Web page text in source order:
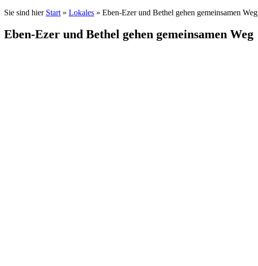
Sie sind hier Start » Lokales » Eben-Ezer und Bethel gehen gemeinsamen Weg
Eben-Ezer und Bethel gehen gemeinsamen Weg